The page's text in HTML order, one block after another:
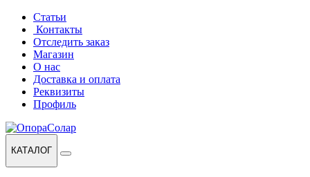
Перейти
навигации
Перейти
содержанию
Статьи
Контакты
Отследить заказ
Магазин
О нас
Доставка и оплата
Реквизиты
Профиль
КАТАЛОГ